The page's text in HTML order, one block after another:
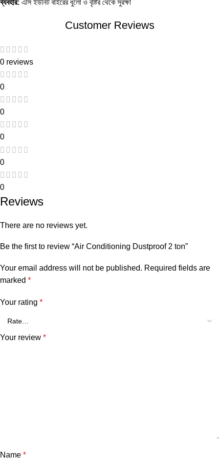
ব্যবহার: এসি ইউনিট বাইরের ধুলো ও বৃষ্টির থেকে সুরক্ষা
Customer Reviews
0 reviews
0
0
0
0
0
Reviews
There are no reviews yet.
Be the first to review “Air Conditioning Dustproof 2 ton”
Your email address will not be published. Required fields are
marked *
Your rating *
Your review *
Name *